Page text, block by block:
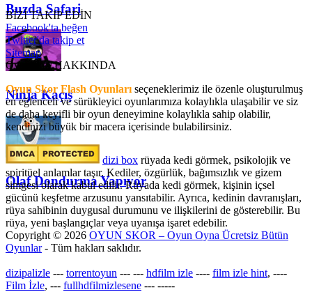
Buzda Safari
Ninja Kaçış
Olaf Dondurma Yapıyor
BİZİ TAKİP EDİN
Facebook'ta beğen
Twitter'da takip et
Sitemap
OyunSkor HAKKINDA
Oyun Skor Flash Oyunları seçeneklerimiz ile özenle oluşturulmuş
en eğlenceli ve sürükleyici oyunlarımıza kolaylıkla ulaşabilir ve siz
de daha keyifli bir oyun deneyimine kolaylıkla sahip olabilir,
kendinizi büyük bir macera içerisinde bulabilirsiniz.
dizi box rüyada kedi görmek​, psikolojik ve
spiritüel anlamlar taşır. Kediler, özgürlük, bağımsızlık ve gizem
simgesi olarak kabul edilir. Rüyada kedi görmek, kişinin içsel
gücünü keşfetme arzusunu yansıtabilir. Ayrıca, kedinin davranışları,
rüya sahibinin duygusal durumunu ve ilişkilerini de gösterebilir. Bu
rüya, yeni başlangıçlar veya uyanışa işaret edebilir.
Copyright © 2026 OYUN SKOR – Oyun Oyna Ücretsiz Bütün
Oyunlar- Tüm hakları saklıdır.
dizipalizle --- torrentoyun --- --- hdfilm izle ---- film izle hint, ----
Film İzle, --- fullhdfilmizlesene --- -----